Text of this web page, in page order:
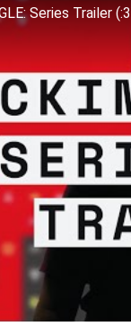
Series Trailer